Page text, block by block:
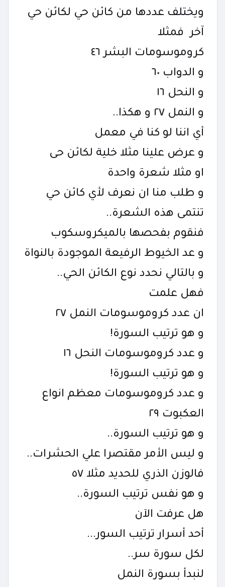
ويختلف عددها من كائن حي لكائن حي
آخر فمثلا
كروموسومات البشر ٤٦
و الدواب ٦٠
و النحل ١٦
و النمل ٢٧ و هكذا..
أي اننا لو كنا في معمل
و عرض علينا مثلا خلية لكائن حى
او مثلا شعرة واحدة
و طلب منا ان نعرف لأي كائن حي
تنتمى هذه الشعرة..
فنقوم بفحصها بالميكروسكوب
و عد الخيوط الرفيعة الموجودة بالنواة
و بالتالي نحدد نوع الكائن الحي..
فهل علمت
ان عدد كروموسومات النمل ٢٧
و هو ترتيب السورة!
و عدد كروموسومات النحل ١٦
و هو ترتيب السورة!
و عدد كروموسومات معظم انواع
العكبوت ٢٩
و هو ترتيب السورة..
و ليس الأمر مقتصرا علي الحشرات..
فالوزن الذري للحديد مثلا ٥٧
و هو نفس ترتيب السورة..
هل عرفت الآن
أحد أسرار ترتيب السور...
لكل سورة سر..
لنبدأ بسورة النمل